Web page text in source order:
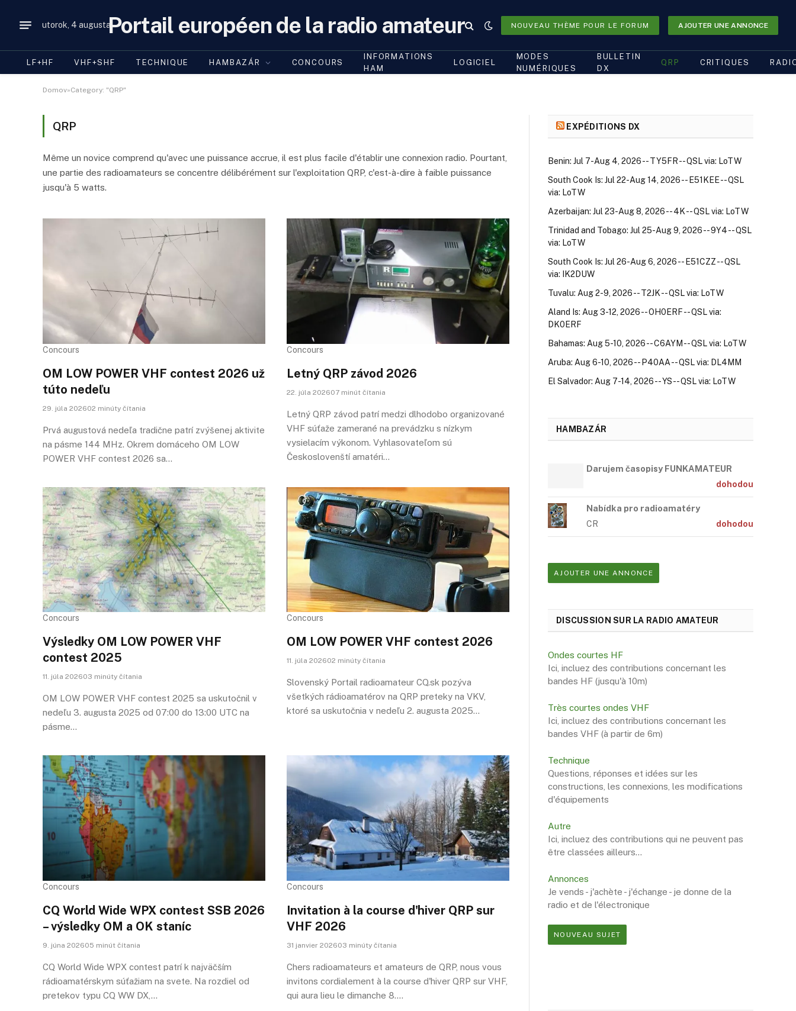
utorok, 4 augustaPortail européen de la radio amateur NOUVEAU THÈME POUR LE FORUM AJOUTER UNE ANNONCE
LF+HF VHF+SHF TECHNIQUE HAMBAZÁR CONCOURS
INFORMATIONS
HAM
LOGICIEL
MODES
NUMÉRIQUES
BULLETIN
DX
QRP CRITIQUES
Domov»Category: "QRP"
QRP
Même un novice comprend qu'avec une puissance accrue, il est plus facile d'établir une connexion radio. Pourtant,
une partie des radioamateurs se concentre délibérément sur l'exploitation QRP, c'est-à-dire à faible puissance
jusqu'à 5 watts.
Concours
OM LOW POWER VHF contest 2026 už
túto nedeľu
29. júla 202602 minúty čítania
Prvá augustová nedeľa tradične patrí zvýšenej aktivite
na pásme 144 MHz. Okrem domáceho OM LOW
POWER VHF contest 2026 sa…
Concours
Letný QRP závod 2026
22. júla 202607 minút čítania
Letný QRP závod patrí medzi dlhodobo organizované
VHF súťaže zamerané na prevádzku s nízkym
vysielacím výkonom. Vyhlasovateľom sú
Českoslovenští amatéri…
Concours
Výsledky OM LOW POWER VHF
contest 2025
11. júla 202603 minúty čítania
OM LOW POWER VHF contest 2025 sa uskutočnil v
nedeľu 3. augusta 2025 od 07:00 do 13:00 UTC na
pásme…
Concours
OM LOW POWER VHF contest 2026
11. júla 202602 minúty čítania
Slovenský Portail radioamateur CQ.sk pozýva
všetkých rádioamatérov na QRP preteky na VKV,
ktoré sa uskutočnia v nedeľu 2. augusta 2025…
Concours
CQ World Wide WPX contest SSB 2026
– výsledky OM a OK staníc
9. júna 202605 minút čítania
CQ World Wide WPX contest patrí k najväčším
rádioamatérskym súťažiam na svete. Na rozdiel od
pretekov typu CQ WW DX,…
Concours
Invitation à la course d'hiver QRP sur
VHF 2026
31 janvier 202603 minúty čítania
Chers radioamateurs et amateurs de QRP, nous vous
invitons cordialement à la course d'hiver QRP sur VHF,
qui aura lieu le dimanche 8.…
EXPÉDITIONS DX
Benin: Jul 7-Aug 4, 2026 -- TY5FR -- QSL via: LoTW
South Cook Is: Jul 22-Aug 14, 2026 -- E51KEE -- QSL
via: LoTW
Azerbaijan: Jul 23-Aug 8, 2026 -- 4K -- QSL via: LoTW
Trinidad and Tobago: Jul 25-Aug 9, 2026 -- 9Y4 -- QSL
via: LoTW
South Cook Is: Jul 26-Aug 6, 2026 -- E51CZZ -- QSL
via: IK2DUW
Tuvalu: Aug 2-9, 2026 -- T2JK -- QSL via: LoTW
Aland Is: Aug 3-12, 2026 -- OH0ERF -- QSL via:
DK0ERF
Bahamas: Aug 5-10, 2026 -- C6AYM -- QSL via: LoTW
Aruba: Aug 6-10, 2026 -- P40AA -- QSL via: DL4MM
El Salvador: Aug 7-14, 2026 -- YS -- QSL via: LoTW
HAMBAZÁR
Darujem časopisy FUNKAMATEUR
dohodou
Nabídka pro radioamatéry
CR dohodou
AJOUTER UNE ANNONCE
DISCUSSION SUR LA RADIO AMATEUR
Ondes courtes HF
Ici, incluez des contributions concernant les
bandes HF (jusqu'à 10m)
Très courtes ondes VHF
Ici, incluez des contributions concernant les
bandes VHF (à partir de 6m)
Technique
Questions, réponses et idées sur les
constructions, les connexions, les modifications
d'équipements
Autre
Ici, incluez des contributions qui ne peuvent pas
être classées ailleurs…
Annonces
Je vends - j'achète - j'échange - je donne de la
radio et de l'électronique
NOUVEAU SUJET